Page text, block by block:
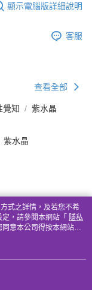
顯示電腦版詳細說明
客服
查看全部
覺知
紫水晶
紫水晶
式之詳情，及若您不希
，請參閱本網站「 隱私
意本公司得按本網站使